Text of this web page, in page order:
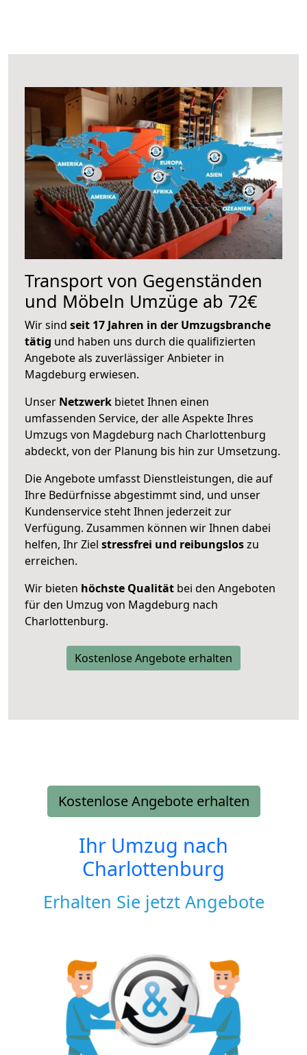
Transport von Gegenständen
und Möbeln Umzüge ab 72€
Wir sind seit 17 Jahren in der Umzugsbranche
tätig und haben uns durch die qualifizierten
Angebote als zuverlässiger Anbieter in
Magdeburg erwiesen.
Unser Netzwerk bietet Ihnen einen
umfassenden Service, der alle Aspekte Ihres
Umzugs von Magdeburg nach Charlottenburg
abdeckt, von der Planung bis hin zur Umsetzung.
Die Angebote umfasst Dienstleistungen, die auf
Ihre Bedürfnisse abgestimmt sind, und unser
Kundenservice steht Ihnen jederzeit zur
Verfügung. Zusammen können wir Ihnen dabei
helfen, Ihr Ziel stressfrei und reibungsloszu
erreichen.
Wir bieten höchste Qualität bei den Angeboten
für den Umzug von Magdeburg nach
Charlottenburg.
Kostenlose Angebote erhalten
Kostenlose Angebote erhalten
Ihr Umzug nach
Charlottenburg
Erhalten Sie jetzt Angebote